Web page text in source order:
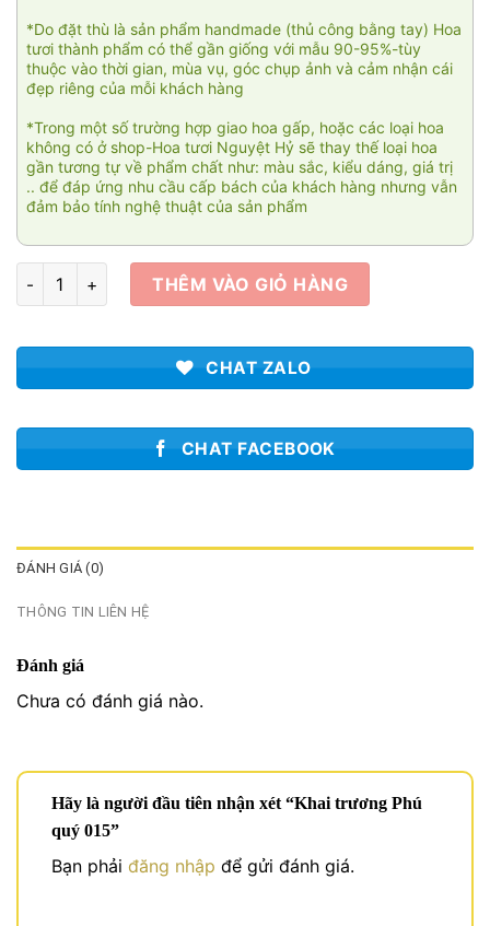
*Do đặt thù là sản phẩm handmade (thủ công bằng tay) Hoa
tươi thành phẩm có thể gần giống với mẫu 90-95%-tùy
thuộc vào thời gian, mùa vụ, góc chụp ảnh và cảm nhận cái
đẹp riêng của mỗi khách hàng
*Trong một số trường hợp giao hoa gấp, hoặc các loại hoa
không có ở shop-Hoa tươi Nguyệt Hỷ sẽ thay thế loại hoa
gần tương tự về phẩm chất như: màu sắc, kiểu dáng, giá trị
.. để đáp ứng nhu cầu cấp bách của khách hàng nhưng vẫn
đảm bảo tính nghệ thuật của sản phẩm
Khai trương Phú quý 015 số lượng
THÊM VÀO GIỎ HÀNG
CHAT ZALO
CHAT FACEBOOK
ĐÁNH GIÁ (0)
THÔNG TIN LIÊN HỆ
Đánh giá
Chưa có đánh giá nào.
Hãy là người đầu tiên nhận xét “Khai trương Phú
quý 015”
Bạn phải đăng nhập để gửi đánh giá.